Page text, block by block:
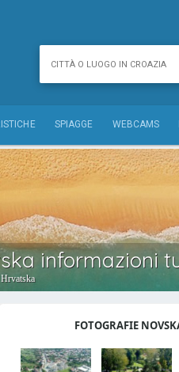
SPIAGGE WEBCAMS
informazioni
FOTOGRAFIE